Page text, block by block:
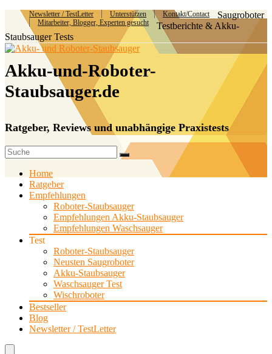
Newsletter / TestLetter Unterstützen
Kontakt/Contact
Mitarbeiter, Blogger, Experten gesucht
Saugroboter
Testberichte & Akku-
Staubsauger Tests
Akku-und-Roboter-
Staubsauger.de
Ratgeber, Reviews und unabhängige Praxistests
Home
Ratgeber
Empfehlungen
Roboter-Staubsauger
Empfehlungen Akku-Staubsauger
Empfehlungen Waschsauger
Test
Roboter-Staubsauger
Neusten Saugroboter
Akku-Staubsauger
Waschsauger Test
Wischroboter
Bestseller
Blog
Newsletter / TestLetter